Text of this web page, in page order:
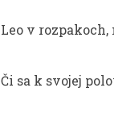
Leo v
Či sa k svojej